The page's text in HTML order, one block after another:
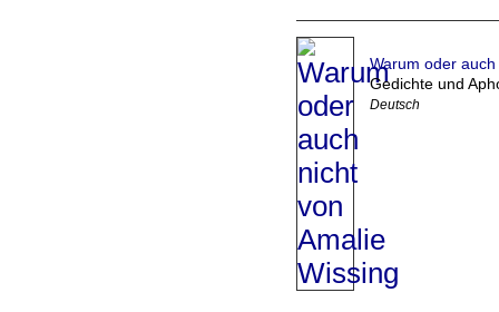
Warum oder
Gedichte und
Deutsch